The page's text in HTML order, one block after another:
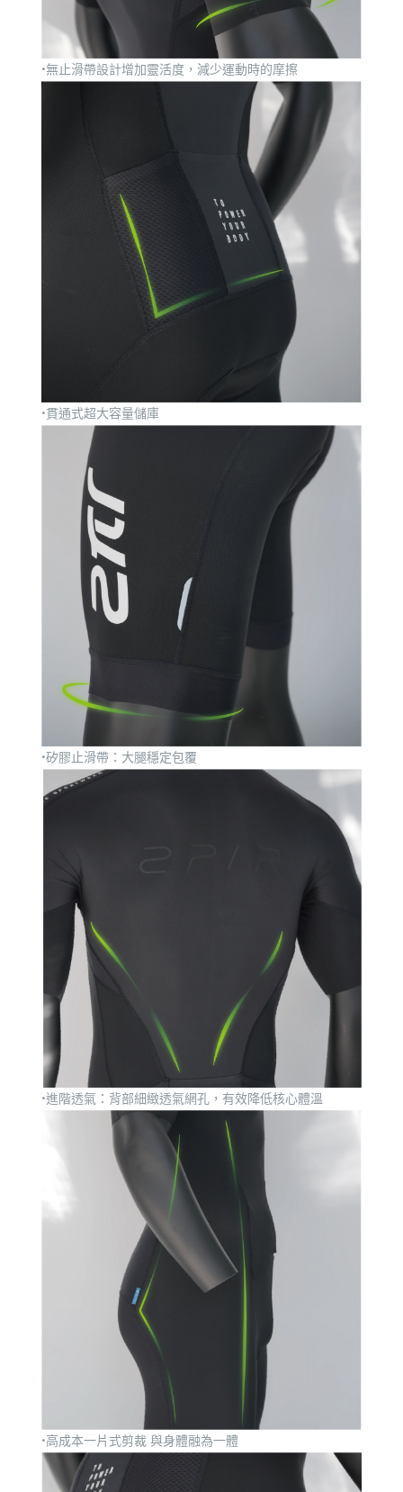
•無止滑帶設計增加靈活度，減少運動時的摩擦
•貫通式超大容量儲庫
•矽膠止滑帶：大腿穩定包覆
•進階透氣：背部細緻透氣網孔，有效降低核心體溫
•高成本一片式剪裁 與身體融為一體